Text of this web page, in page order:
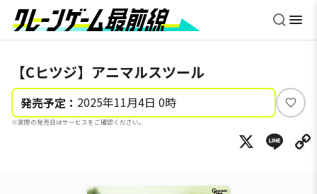
【Cヒツジ】アニマルスツール
発売予定： 2025年11月4日 0時
※実際の発売日はサービスをご確認ください。
い
ね
X